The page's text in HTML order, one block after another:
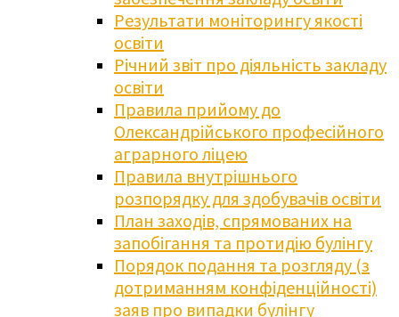
Результати моніторингу якості
освіти
Річний звіт про діяльність закладу
освіти
Правила прийому до
Олександрійського професійного
аграрного ліцею
Правила внутрішнього
розпорядку для здобувачів освіти
План заходів, спрямованих на
запобігання та протидію булінгу
Порядок подання та розгляду (з
дотриманням конфіденційності)
заяв про випадки булінгу